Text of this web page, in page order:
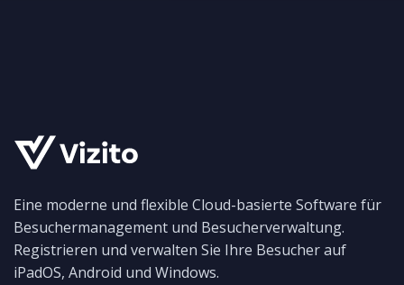
Eine moderne und flexible Cloud-basierte Software für
Besuchermanagement und Besucherverwaltung.
Registrieren und verwalten Sie Ihre Besucher auf
iPadOS, Android und Windows.